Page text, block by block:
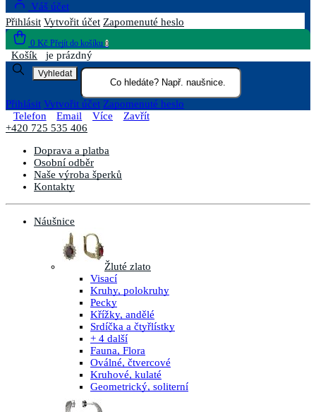
Váš účet
Přihlásit Vytvořit účet Zapomenuté heslo
0 Kč Přejít do košíku 0
Košík je prázdný
Vyhledat
Přihlásit Vytvořit účet Zapomenuté heslo
Telefon
Email Více
Zavřít
+420 725 535 406
Doprava a platba
Osobní odběr
Naše výroba šperků
Kontakty
Náušnice
Žluté zlato
Visací
Kruhy, polokruhy
Pecky
Křížky, andělé
Srdíčka a čtyřlístky
+ 4 další
Fauna, Flora
Oválné, čtvercové
Kruhové, kulaté
Geometrický, soliterní